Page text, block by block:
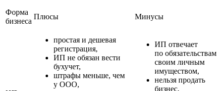
Форма
бизнеса
Плюсы Минусы
простая и дешевая
регистрация,
ИП не обязан вести
бухучет,
штрафы меньше, чем
у ООО,
ИП отвечает
по обязательствам
своим личным
имуществом,
нельзя продать
бизнес,